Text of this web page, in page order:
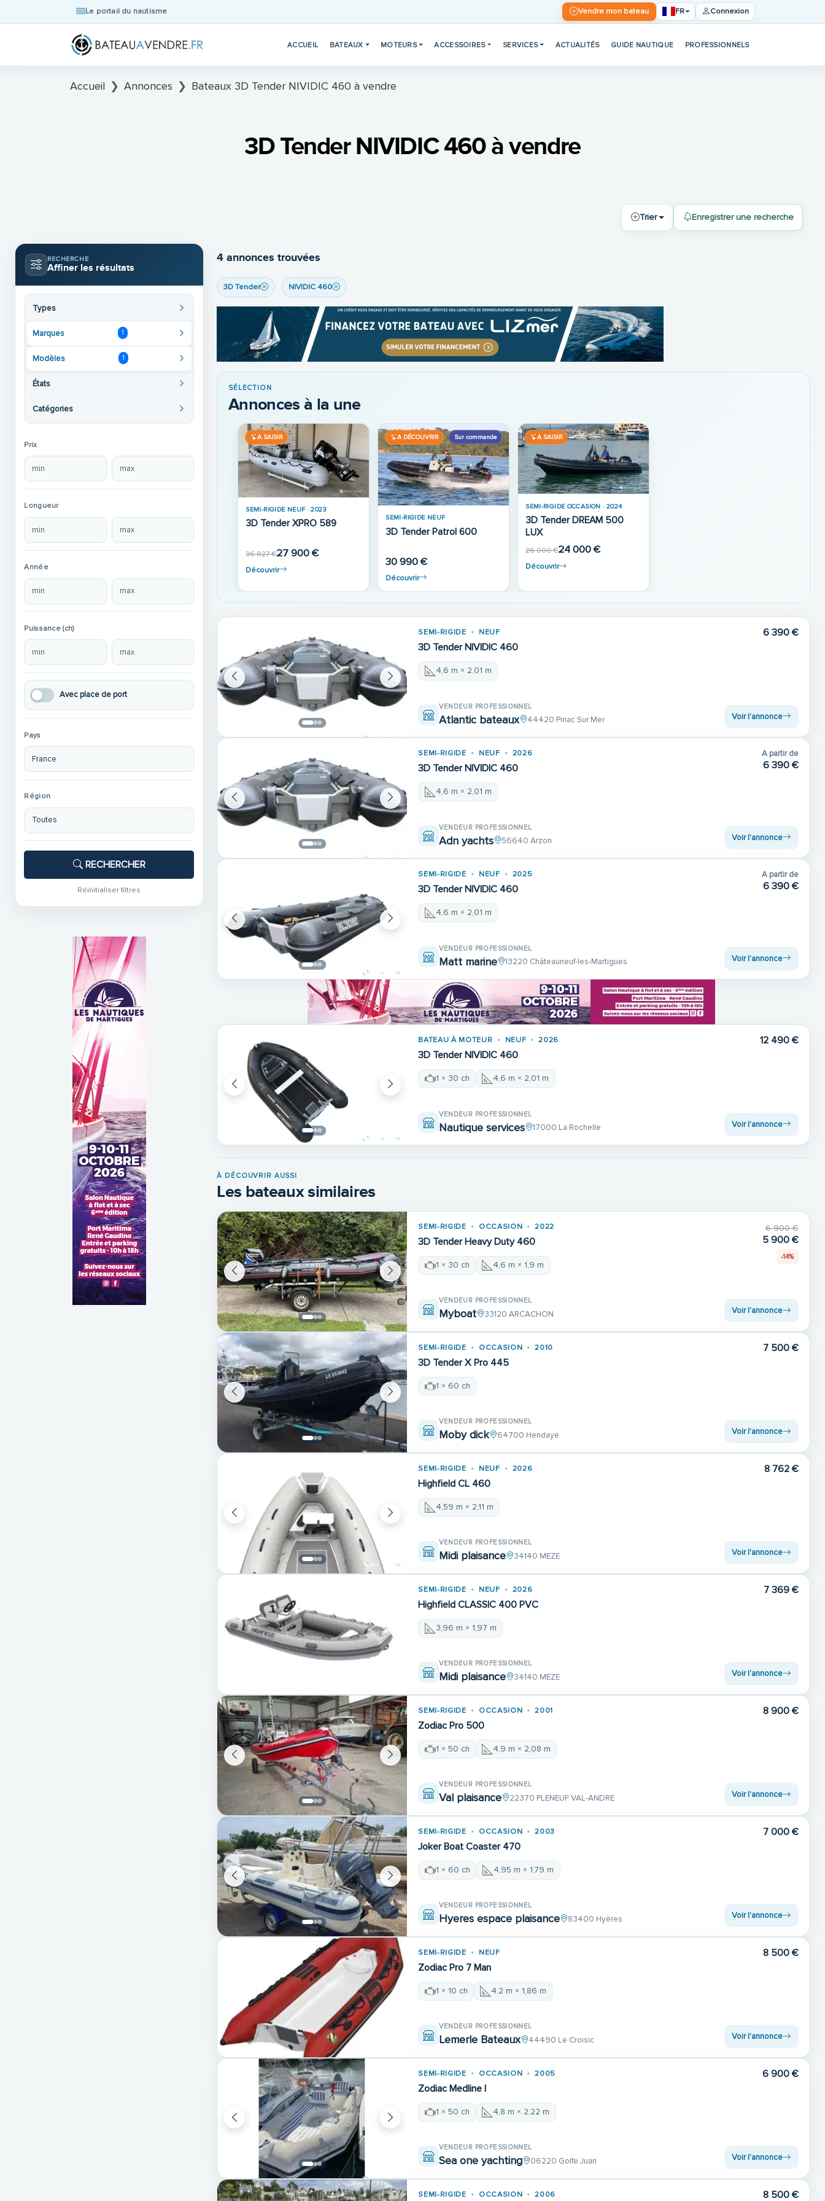
Le portail du nautisme Vendre mon bateau FR Connexion
ACCUEIL BATEAUX MOTEURS ACCESSOIRES SERVICES ACTUALITÉS GUIDE NAUTIQUE PROFESSIONNELS
Accueil Annonces Bateaux 3D Tender NIVIDIC 460 à vendre
3D Tender NIVIDIC 460 à vendre
Trier Enregistrer une recherche
RECHERCHE
Affiner les résultats
Types
Marques 1
Modèles 1
États
Catégories
Prix
Longueur
Année
Puissance (ch)
Avec place de port
Pays
Région
RECHERCHER
Réinitialiser filtres
4 annonces trouvées
3D Tender NIVIDIC 460
SÉLECTION
Annonces à la une
A SAISIR
SEMI-RIGIDE NEUF · 2023
3D Tender XPRO 589
36 827 €27 900 €
Découvrir
Sur commande
A DÉCOUVRIR
SEMI-RIGIDE NEUF
3D Tender Patrol 600
30 990 €
Découvrir
A SAISIR
SEMI-RIGIDE OCCASION · 2024
3D Tender DREAM 500
LUX
26 000 €24 000 €
Découvrir
SEMI-RIGIDE NEUF
3D Tender NIVIDIC 460
6 390 €
4,6 m × 2,01 m
VENDEUR PROFESSIONNEL
Atlantic bateaux 44420 Piriac Sur Mer Voir l'annonce
SEMI-RIGIDE NEUF 2026
3D Tender NIVIDIC 460
A partir de
6 390 €
4,6 m × 2,01 m
VENDEUR PROFESSIONNEL
Adn yachts 56640 Arzon Voir l'annonce
SEMI-RIGIDE NEUF 2025
3D Tender NIVIDIC 460
A partir de
6 390 €
4,6 m × 2,01 m
VENDEUR PROFESSIONNEL
Matt marine 13220 Châteauneuf-les-Martigues Voir l'annonce
BATEAU À MOTEUR NEUF 2026
3D Tender NIVIDIC 460
12 490 €
1 × 30 ch 4,6 m × 2,01 m
VENDEUR PROFESSIONNEL
Nautique services 17000 La Rochelle Voir l'annonce
À DÉCOUVRIR AUSSI
Les bateaux similaires
SEMI-RIGIDE OCCASION 2022
3D Tender Heavy Duty 460
6 900 €
5 900 €
-14%
1 × 30 ch 4,6 m × 1,9 m
VENDEUR PROFESSIONNEL
Myboat 33120 ARCACHON Voir l'annonce
SEMI-RIGIDE OCCASION 2010
3D Tender X Pro 445
7 500 €
1 × 60 ch
VENDEUR PROFESSIONNEL
Moby dick 64700 Hendaye Voir l'annonce
SEMI-RIGIDE NEUF 2026
Highfield CL 460
8 762 €
4,59 m × 2,11 m
VENDEUR PROFESSIONNEL
Midi plaisance 34140 MEZE Voir l'annonce
SEMI-RIGIDE NEUF 2026
Highfield CLASSIC 400 PVC
7 369 €
3,96 m × 1,97 m
VENDEUR PROFESSIONNEL
Midi plaisance 34140 MEZE Voir l'annonce
SEMI-RIGIDE OCCASION 2001
Zodiac Pro 500
8 900 €
1 × 50 ch 4,9 m × 2,08 m
VENDEUR PROFESSIONNEL
Val plaisance 22370 PLENEUF VAL-ANDRE Voir l'annonce
SEMI-RIGIDE OCCASION 2003
Joker Boat Coaster 470
7 000 €
1 × 60 ch 4,95 m × 1,79 m
VENDEUR PROFESSIONNEL
Hyeres espace plaisance 83400 Hyères Voir l'annonce
SEMI-RIGIDE NEUF
Zodiac Pro 7 Man
8 500 €
1 × 10 ch 4,2 m × 1,86 m
VENDEUR PROFESSIONNEL
Lemerle Bateaux 44490 Le Croisic Voir l'annonce
SEMI-RIGIDE OCCASION 2005
Zodiac Medline I
6 900 €
1 × 50 ch 4,8 m × 2,22 m
VENDEUR PROFESSIONNEL
Sea one yachting 06220 Golfe Juan Voir l'annonce
SEMI-RIGIDE OCCASION 2006 8 500 €